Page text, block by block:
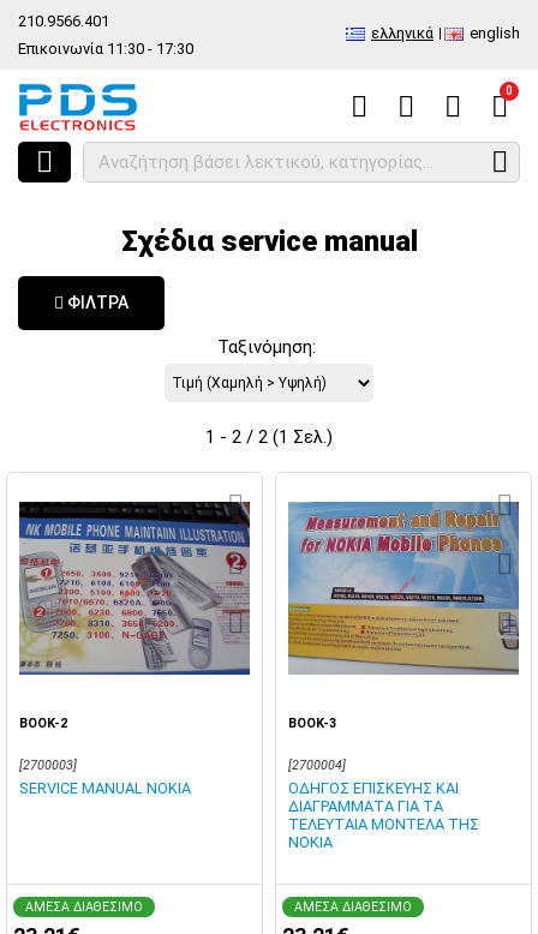
210.9566.401
Επικοινωνία 11:30 - 17:30
ελληνικά english
0
HOME Είδος Εργαλεία Service Σχέδια service manual
Σχέδια service manual
ΦΊΛΤΡΑ
Ταξινόμηση:
1 - 2 / 2 (1 Σελ.)
BOOK-2
[2700003]
SERVICE MANUAL NOKIA
ΑΜΕΣΑ ΔΙΑΘΕΣΙΜΟ
BOOK-3
[2700004]
ΟΔΗΓΟΣ ΕΠΙΣΚΕΥΗΣ ΚΑΙ
ΔΙΑΓΡΑΜΜΑΤΑ ΓΙΑ ΤΑ
ΤΕΛΕΥΤΑΙΑ ΜΟΝΤΕΛΑ ΤΗΣ
NOKIA
ΑΜΕΣΑ ΔΙΑΘΕΣΙΜΟ